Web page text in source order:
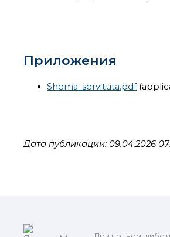
Приложения
Shema_servituta.pdf
Дата публикации: 09.04.2026